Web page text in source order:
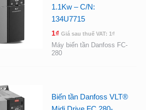
1.1Kw – C/N:
134U7715
1₫ Giá sau thuế VAT: 1 ₫
Máy biến tần Danfoss FC-
280
Biến tần Danfoss VLT®